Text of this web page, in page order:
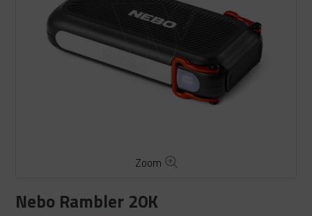
Zoom
Nebo Rambler 20K